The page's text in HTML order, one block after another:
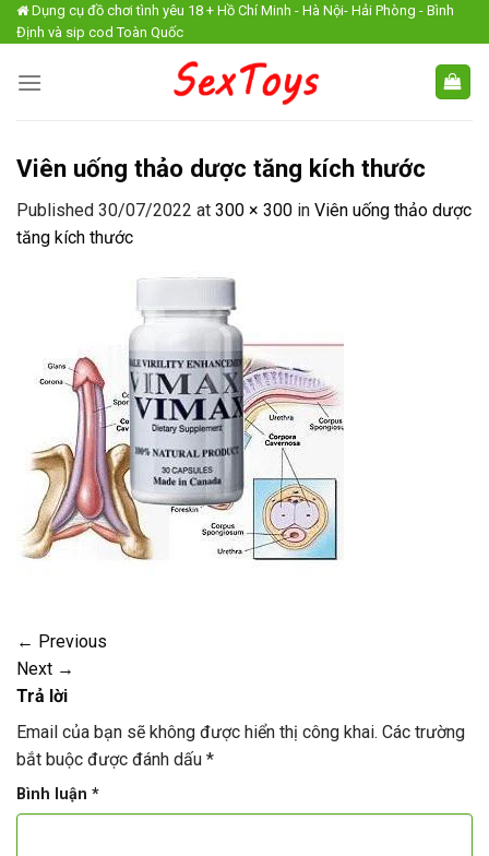
Skip
to
Dụng cụ đồ chơi tình yêu 18 + Hồ Chí Minh - Hà Nội- Hải Phòng - Bình
Định và sip cod Toàn Quốc
Viên uống thảo dược tăng kích thước
Published 30/07/2022 at 300 × 300 in Viên uống thảo dược
tăng kích thước
← Previous
Next →
Trả lời
Email của bạn sẽ không được hiển thị công khai. Các trường
bắt buộc được đánh dấu *
Bình luận *